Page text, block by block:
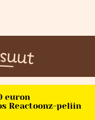
euron
Reactoonz-peliin